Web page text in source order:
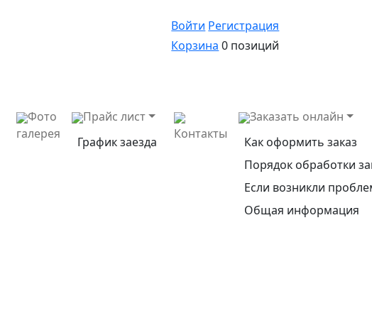
Войти Регистрация
Корзина 0 позиций
Фото
галерея
Прайс лист
График заезда
Контакты
Заказать онлайн
Как оформить заказ
Порядок обработки
Если возникли
Общая информация